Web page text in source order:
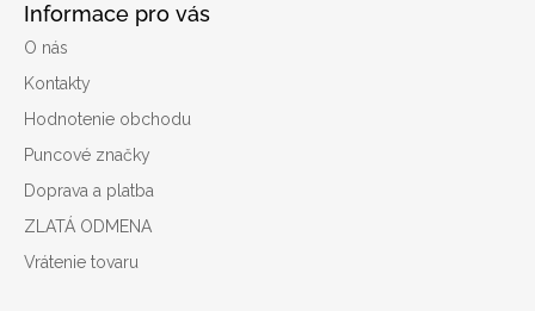
Informace pro vás
O nás
Kontakty
Hodnotenie obchodu
Puncové značky
Doprava a platba
ZLATÁ ODMENA
Vrátenie tovaru